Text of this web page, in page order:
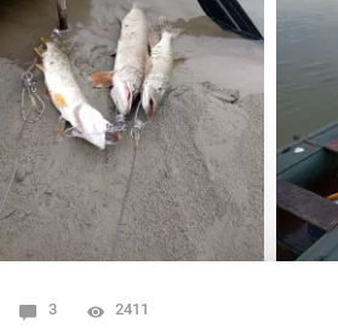
произошло не которое событие. Я
т.е собирайся домой, а сам от
между бревен я опустил блесну и
толи рыба, да оказалось опять
14-15 это точно. Так вот она меня
подсак, сильно ударила и в
что в подсаке осталась одна
вам нхнч!!!
3 2411